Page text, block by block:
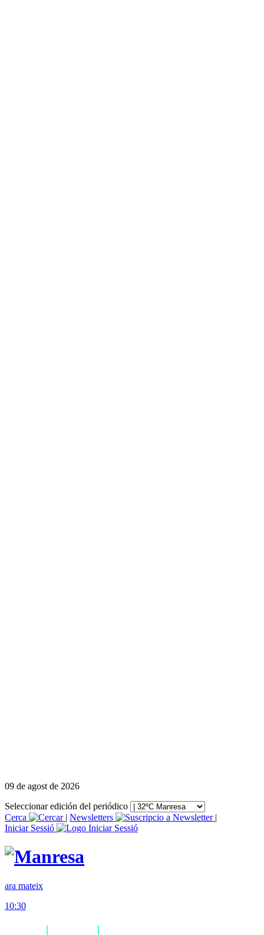
09 de agost de 2026
Seleccionar edición del periódico
Cerca
| Newsletters
|
Iniciar Sessió
ara mateix
10:30